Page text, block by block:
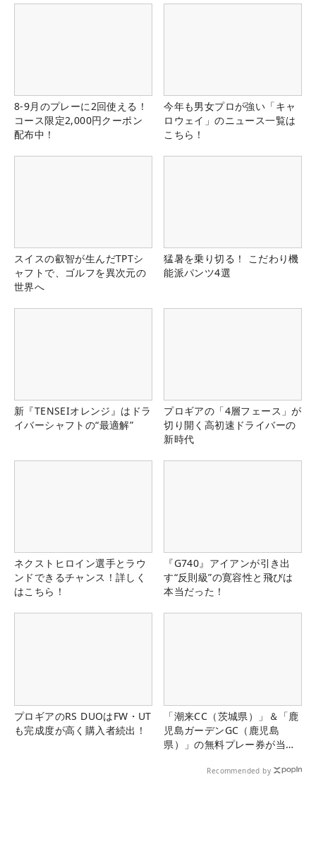
8-9月のプレーに2回使える！
コース限定2,000円クーポン
配布中！
今年も男女プロが強い「キャ
ロウェイ」のニュース一覧は
こちら！
スイスの叡智が生んだTPTシ
ャフトで、ゴルフを異次元の
世界へ
猛暑を乗り切る！ こだわり機
能派パンツ4選
新『TENSEIオレンジ』はドラ
イバーシャフトの“最適解”
プロギアの「4層フェース」が
切り開く高初速ドライバーの
新時代
ネクストヒロイン選手とラウ
ンドできるチャンス！詳しく
はこちら！
『G740』アイアンが引き出
す“反則級”の寛容性と飛びは
本当だった！
プロギアのRS DUOはFW・UT
も完成度が高く購入者続出！
「潮来CC（茨城県）」＆「鹿
児島ガーデンGC（鹿児島
県）」の無料プレー券が当た
Recommended by